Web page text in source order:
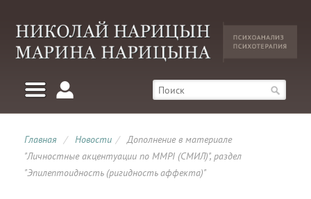
Главная / Новости /
Дополнение в материале
"Личностные акцентуации по MMPI (СМИЛ)", раздел
"Эпилептоидность (ригидность аффекта)"